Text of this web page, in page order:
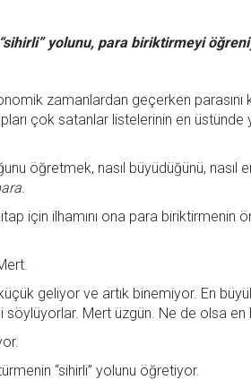
yolunu, para biriktirmeyi
zamanlardan geçerken
çok satanlar listelerinin en üstünde
öğretmek, nasıl büyüdüğünü,
.
için ilhamını ona para
geliyor ve artık binemiyor. En
Mert üzgün. Ne de olsa en
“sihirli” yolunu öğretiyor.